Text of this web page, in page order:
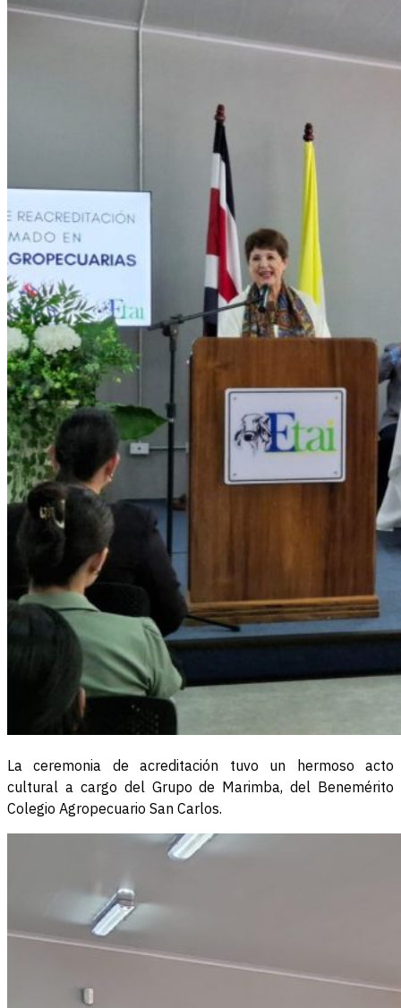
La ceremonia de acreditación tuvo un hermoso acto
cultural a cargo del Grupo de Marimba, del Benemérito
Colegio Agropecuario San Carlos.